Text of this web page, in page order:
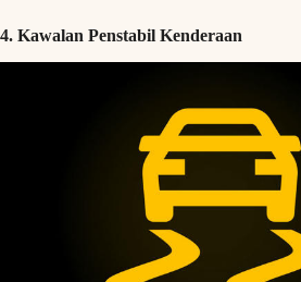
4. Kawalan Penstabil Kenderaan